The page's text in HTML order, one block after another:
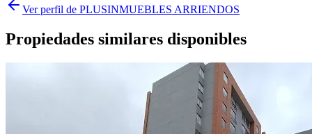
Ver perfil de PLUSINMUEBLES ARRIENDOS
Propiedades similares disponibles